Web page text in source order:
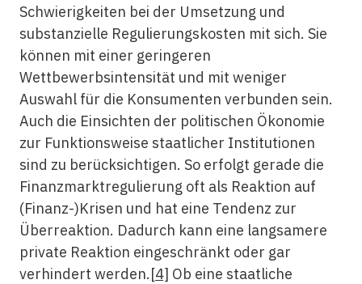
Schwierigkeiten bei der Umsetzung und
substanzielle Regulierungskosten mit sich. Sie
können mit einer geringeren
Wettbewerbsintensität und mit weniger
Auswahl für die Konsumenten verbunden sein.
Auch die Einsichten der politischen Ökonomie
zur Funktionsweise staatlicher Institutionen
sind zu berücksichtigen. So erfolgt gerade die
Finanzmarktregulierung oft als Reaktion auf
(Finanz-)Krisen und hat eine Tendenz zur
Überreaktion. Dadurch kann eine langsamere
private Reaktion eingeschränkt oder gar
verhindert werden.[4] Ob eine staatliche